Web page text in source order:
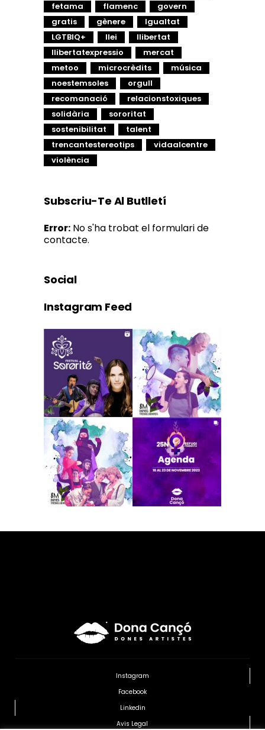
fetama
flamenc
govern
gratis
gènere
Igualtat
LGTBIQ+
llei
llibertat
llibertatexpressio
mercat
metoo
microcrèdits
música
noestemsoles
orgull
recomanació
relacionstoxiques
solidària
sororitat
sostenibilitat
talent
trencantestereotips
vidaalcentre
violència
Subscriu-Te Al Butlletí
Error: No s'ha trobat el formulari de
contacte.
Social
Instagram Feed
Instagram
Facebook
Linkedin
Avis Legal